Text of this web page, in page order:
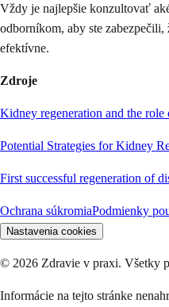
Vždy je najlepšie konzultovať
odborníkom, aby ste zabezpečili,
efektívne.
Zdroje
Kidney regeneration and the
Potential Strategies for Kidney
First successful regeneration of
Ochrana súkromiaPodmienky
Nastavenia cookies
© 2026 Zdravie v praxi. Všetky
Informácie na tejto stránke